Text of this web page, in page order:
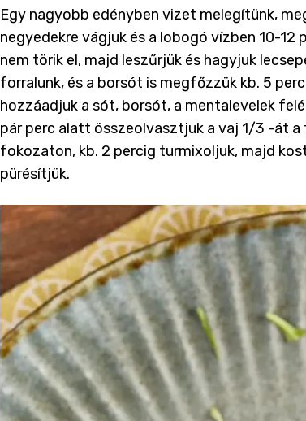
Egy nagyobb edényben vizet melegítünk,
negyedekre vágjuk és a lobogó vízben 10-
nem törik el, majd leszűrjük és hagyjuk
forralunk, és a borsót is megfőzzük kb. 5
hozzáadjuk a sót, borsót, a mentalevelek
pár perc alatt összeolvasztjuk a vaj 1/3 -át
fokozaton, kb. 2 percig turmixoljuk, majd
pürésítjük.